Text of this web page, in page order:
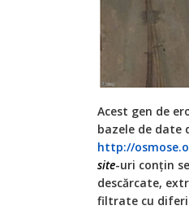
Acest gen de
bazele de date
http://
site-uri conțin
descărcate,
filtrate cu